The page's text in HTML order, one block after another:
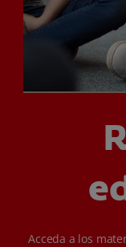
Acceda a los